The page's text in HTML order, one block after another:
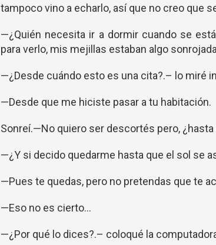
tampoco vino a echarlo, así que no creo que
—¿Quién necesita ir a dormir cuando se
para verlo, mis mejillas estaban algo
—¿Desde cuándo esto es una cita?.– lo miré
—Desde que me hiciste pasar a tu habitación.
Sonreí.—No quiero ser descortés pero, ¿hasta
—¿Y si decido quedarme hasta que el sol se
—Pues te quedas, pero no pretendas que te
—Eso no es cierto...
—¿Por qué lo dices?.– coloqué la